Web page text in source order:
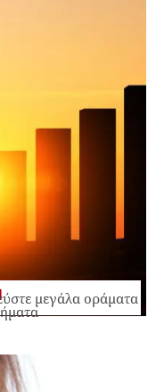
μεγάλα οράματα